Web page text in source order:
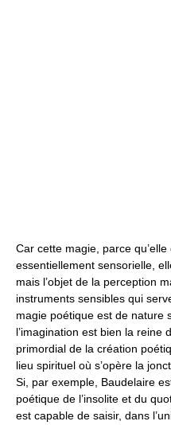
Car cette magie, parce
essentiellement sensorielle,
mais l’objet de la perception
instruments sensibles qui
magie poétique est de nature
l’imagination est bien la reine
primordial de la création
lieu spirituel où s’opère la
Si, par exemple, Baudelaire
poétique de l’insolite et du
est capable de saisir, dans